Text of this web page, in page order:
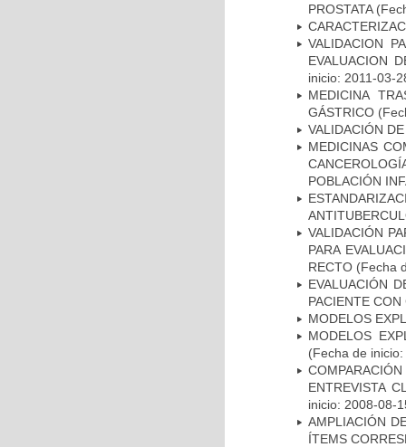
PROSTATA
VALIDACION
EVALUACION
inicio: 2011-03-
MEDICINA
GÁSTRICO
VALIDACIÓN
MEDICINAS
POBLACIÓN
VALIDACIÓN
PARA
RECTO (Fecha
EVALUACIÓN
PACIENTE CON
MODELOS
MODELOS
(Fecha de
ENTREVISTA
inicio: 2008-08-
AMPLIACIÓN
ÍTEMS